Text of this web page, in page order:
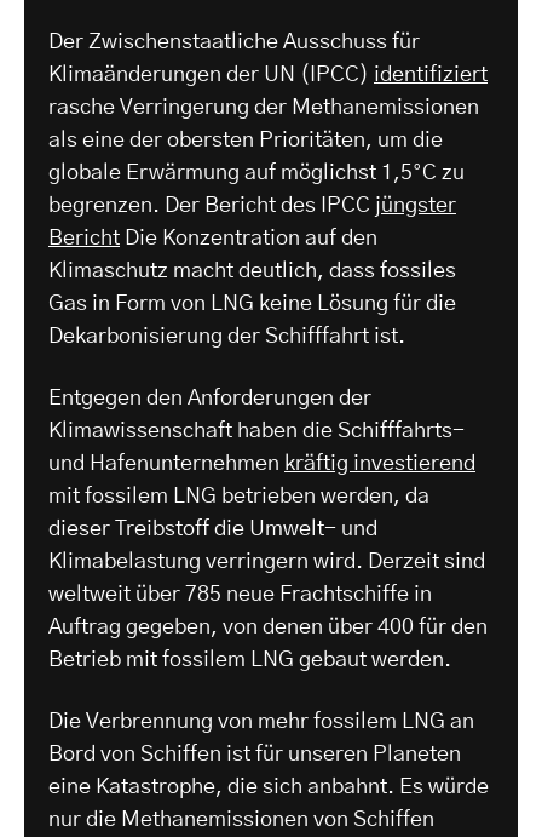
Der Zwischenstaatliche Ausschuss für
Klimaänderungen der UN (IPCC) identifiziert
rasche Verringerung der Methanemissionen
als eine der obersten Prioritäten, um die
globale Erwärmung auf möglichst 1,5°C zu
begrenzen. Der Bericht des IPCC jüngster
Bericht Die Konzentration auf den
Klimaschutz macht deutlich, dass fossiles
Gas in Form von LNG keine Lösung für die
Dekarbonisierung der Schifffahrt ist.
Entgegen den Anforderungen der
Klimawissenschaft haben die Schifffahrts-
und Hafenunternehmen kräftig investierend
mit fossilem LNG betrieben werden, da
dieser Treibstoff die Umwelt- und
Klimabelastung verringern wird. Derzeit sind
weltweit über 785 neue Frachtschiffe in
Auftrag gegeben, von denen über 400 für den
Betrieb mit fossilem LNG gebaut werden.
Die Verbrennung von mehr fossilem LNG an
Bord von Schiffen ist für unseren Planeten
eine Katastrophe, die sich anbahnt. Es würde
nur die Methanemissionen von Schiffen